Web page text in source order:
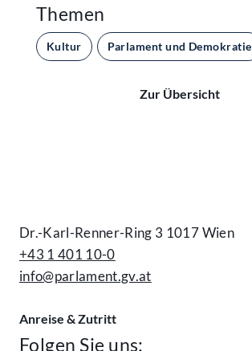
Themen
Kultur Parlament und Demokratie
Zur Übersicht
Dr.-Karl-Renner-Ring 3 1017 Wien
+43 1 401 10-0
info@parlament.gv.at
Anreise & Zutritt
Folgen Sie uns: